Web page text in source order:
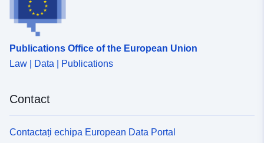
Publications Office of the European Union
Law | Data | Publications
Contact
Contactați echipa European Data Portal